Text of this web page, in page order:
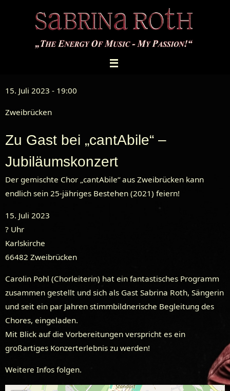
15. Juli 2023 - 19:00
Zweibrücken
Zu Gast bei „cantAbile“ –
Jubiläumskonzert
Der gemischte Chor „cantAbile“ aus Zweibrücken kann
endlich sein 25-jähriges Bestehen (2021) feiern!
15. Juli 2023
? Uhr
Karlskirche
66482 Zweibrücken
Carolin Pohl (Chorleiterin) hat ein fantastisches Programm
zusammen gestellt und sich als Gast Sabrina Roth, Sängerin
und seit ein par Jahren stimmbildnerische Begleitung des
Chores, eingeladen.
Mit Blick auf die Vorbereitungen verspricht es ein
großartiges Konzerterlebnis zu werden!
Weitere Infos folgen.